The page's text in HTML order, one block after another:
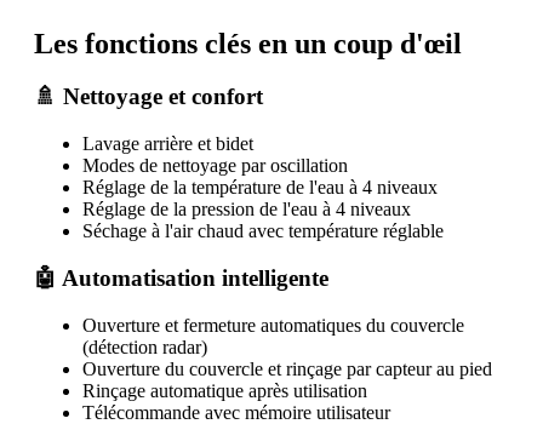
Les fonctions clés en un coup d'œil
🚿 Nettoyage et confort
Lavage arrière et bidet
Modes de nettoyage par oscillation
Réglage de la température de l'eau à 4 niveaux
Réglage de la pression de l'eau à 4 niveaux
Séchage à l'air chaud avec température réglable
🤖 Automatisation intelligente
Ouverture et fermeture automatiques du couvercle
(détection radar)
Ouverture du couvercle et rinçage par capteur au pied
Rinçage automatique après utilisation
Télécommande avec mémoire utilisateur